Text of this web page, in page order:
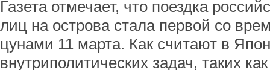
Газета отмечает, что поездка
лиц на острова стала первой со
цунами 11 марта. Как считают в
внутриполитических задач, таких